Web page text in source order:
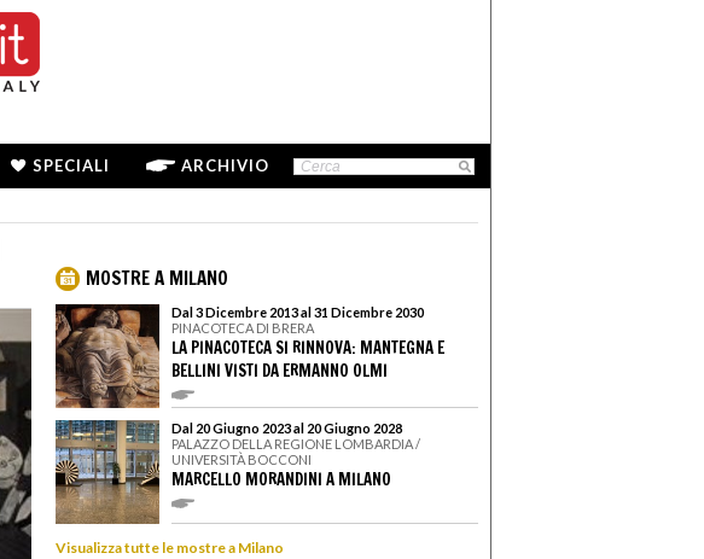
SPECIALI ARCHIVIO
MOSTRE A MILANO
Dal 3 Dicembre 2013 al 31 Dicembre 2030
PINACOTECA DI BRERA
LA PINACOTECA SI RINNOVA: MANTEGNA E
BELLINI VISTI DA ERMANNO OLMI
Dal 20 Giugno 2023 al 20 Giugno 2028
PALAZZO DELLA REGIONE LOMBARDIA /
UNIVERSITÀ BOCCONI
MARCELLO MORANDINI A MILANO
Visualizza tutte le mostre a Milano